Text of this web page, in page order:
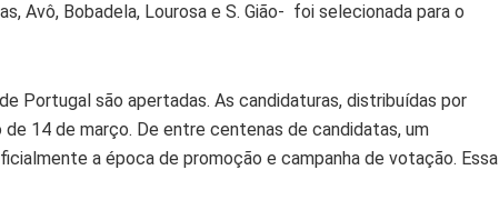
Avô, Bobadela, Lourosa e S. Gião- foi selecionada para o
Portugal são apertadas. As candidaturas, distribuídas por
14 de março. De entre centenas de candidatas, um
a época de promoção e campanha de votação. Essa